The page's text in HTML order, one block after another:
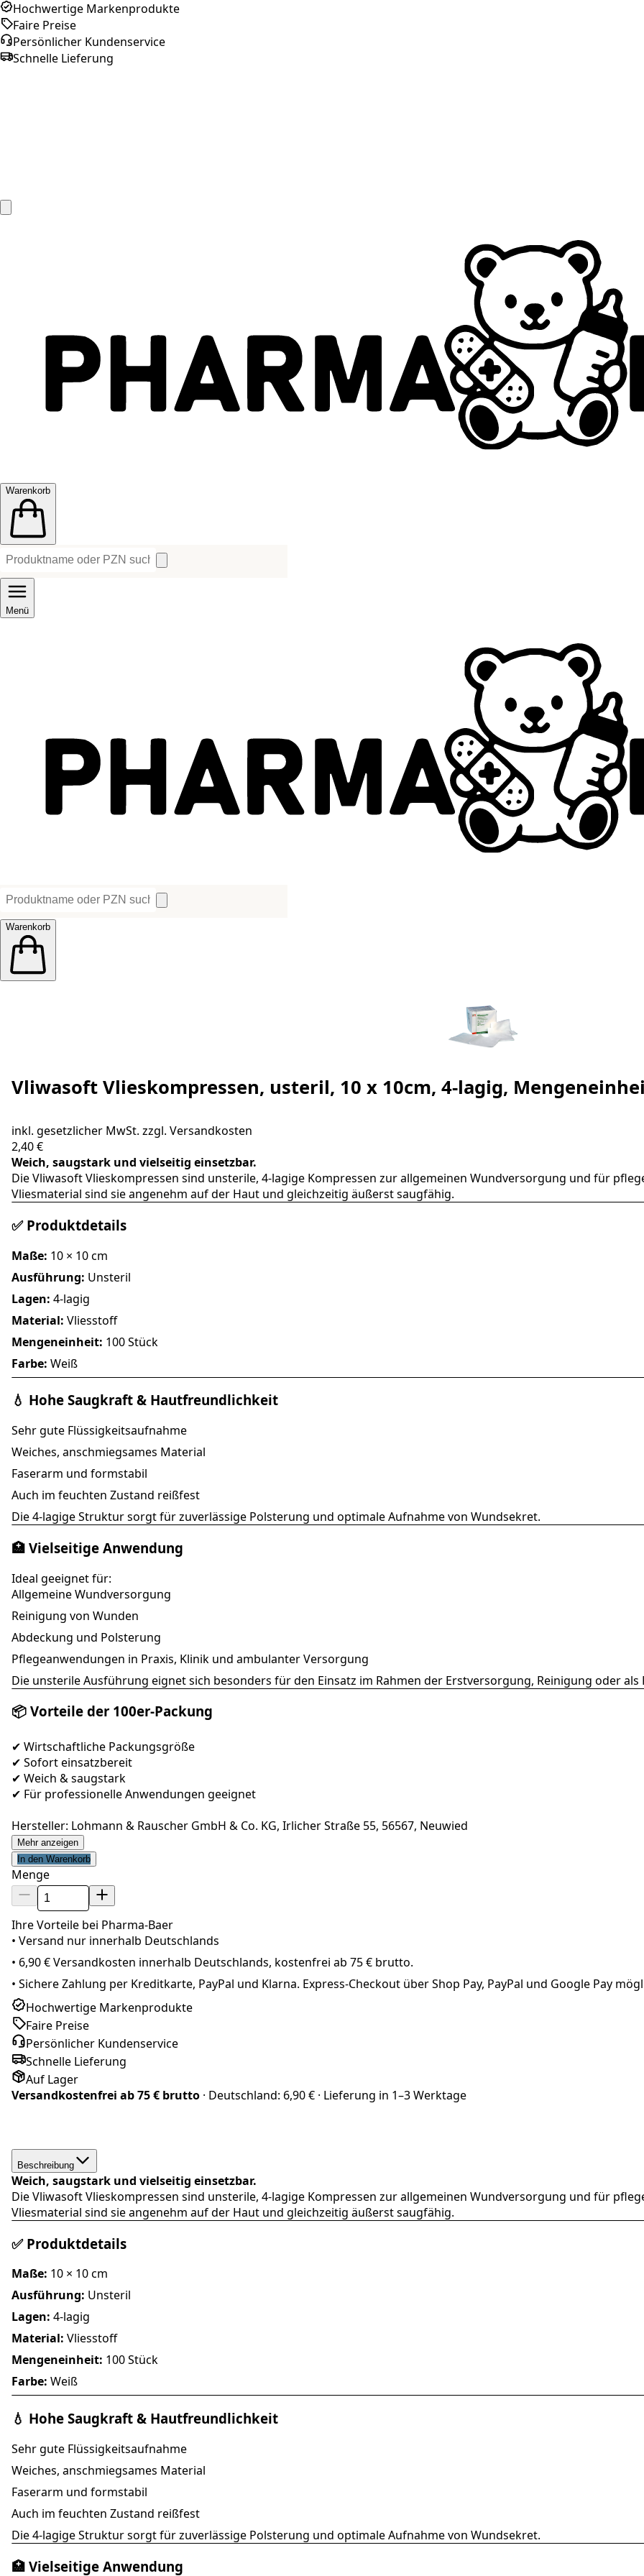
Hochwertige Markenprodukte
Faire Preise
Persönlicher Kundenservice
Schnelle Lieferung
Warenkorb
Menü
Warenkorb
Vliwasoft Vlieskompressen, usteril, 10 x 10cm, 4-lagig,
inkl. gesetzlicher MwSt. zzgl. Versandkosten
2,40 €
Weich, saugstark und vielseitig einsetzbar.
Die Vliwasoft Vlieskompressen sind unsterile, 4-lagige Kompressen zur allgemeinen Wundversorgung und für
Vliesmaterial sind sie angenehm auf der Haut und gleichzeitig äußerst saugfähig.
✅ Produktdetails
Maße: 10 × 10 cm
Ausführung: Unsteril
Lagen: 4-lagig
Material: Vliesstoff
Mengeneinheit: 100 Stück
Farbe: Weiß
💧 Hohe Saugkraft & Hautfreundlichkeit
Sehr gute Flüssigkeitsaufnahme
Weiches, anschmiegsames Material
Faserarm und formstabil
Auch im feuchten Zustand reißfest
Die 4-lagige Struktur sorgt für zuverlässige Polsterung und optimale Aufnahme von Wundsekret.
🏥 Vielseitige Anwendung
Ideal geeignet für:
Allgemeine Wundversorgung
Reinigung von Wunden
Abdeckung und Polsterung
Pflegeanwendungen in Praxis, Klinik und ambulanter Versorgung
Die unsterile Ausführung eignet sich besonders für den Einsatz im Rahmen der Erstversorgung, Reinigung oder als
📦 Vorteile der 100er-Packung
✔ Wirtschaftliche Packungsgröße
✔ Sofort einsatzbereit
✔ Weich & saugstark
✔ Für professionelle Anwendungen geeignet
Hersteller: Lohmann & Rauscher GmbH & Co. KG, Irlicher Straße 55, 56567, Neuwied
Mehr anzeigen
In den Warenkorb
Menge
Ihre Vorteile bei Pharma-Baer
• Versand nur innerhalb Deutschlands
• 6,90 € Versandkosten innerhalb Deutschlands, kostenfrei ab 75 € brutto.
• Sichere Zahlung per Kreditkarte, PayPal und Klarna. Express-Checkout über Shop Pay, PayPal und Google Pay
Hochwertige Markenprodukte
Faire Preise
Persönlicher Kundenservice
Schnelle Lieferung
Auf Lager
Versandkostenfrei ab75 € brutto · Deutschland: 6,90 € · Lieferung in 1–3 Werktage
Beschreibung
Weich, saugstark und vielseitig einsetzbar.
Die Vliwasoft Vlieskompressen sind unsterile, 4-lagige Kompressen zur allgemeinen Wundversorgung und für
Vliesmaterial sind sie angenehm auf der Haut und gleichzeitig äußerst saugfähig.
✅ Produktdetails
Maße: 10 × 10 cm
Ausführung: Unsteril
Lagen: 4-lagig
Material: Vliesstoff
Mengeneinheit: 100 Stück
Farbe: Weiß
💧 Hohe Saugkraft & Hautfreundlichkeit
Sehr gute Flüssigkeitsaufnahme
Weiches, anschmiegsames Material
Faserarm und formstabil
Auch im feuchten Zustand reißfest
Die 4-lagige Struktur sorgt für zuverlässige Polsterung und optimale Aufnahme von Wundsekret.
🏥 Vielseitige Anwendung